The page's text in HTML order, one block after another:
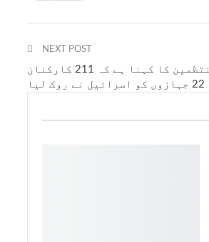
NEXT POST
فلوٹیلا کے منتظمین کا کہنا ہے کہ 211 کارکنان